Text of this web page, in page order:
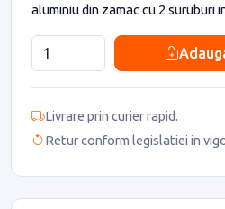
aluminiu din zamac cu 2 suruburi
Livrare prin curier rapid.
Retur conform legislatiei in